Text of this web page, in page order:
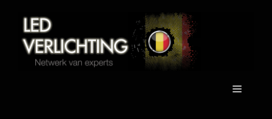
inhoud
Menu